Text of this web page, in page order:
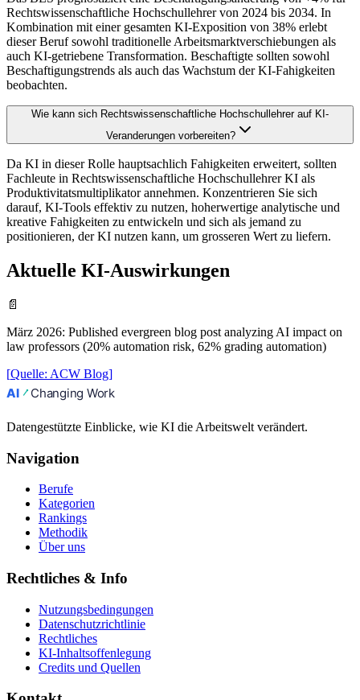
Rechtswissenschaftliche Hochschullehrer von 2024 bis 2034. In
Kombination mit einer gesamten KI-Exposition von 38% erlebt
dieser Beruf sowohl traditionelle Arbeitsmarktverschiebungen als
auch KI-getriebene Transformation. Beschaftigte sollten sowohl
Beschaftigungstrends als auch das Wachstum der KI-Fahigkeiten
beobachten.
Wie kann sich Rechtswissenschaftliche Hochschullehrer auf KI-
Veranderungen vorbereiten?
Da KI in dieser Rolle hauptsachlich Fahigkeiten erweitert, sollten
Fachleute in Rechtswissenschaftliche Hochschullehrer KI als
Produktivitatsmultiplikator annehmen. Konzentrieren Sie sich
darauf, KI-Tools effektiv zu nutzen, hoherwertige analytische und
kreative Fahigkeiten zu entwickeln und sich als jemand zu
positionieren, der KI nutzen kann, um grosseren Wert zu liefern.
Aktuelle KI-Auswirkungen
📄
März 2026: Published evergreen blog post analyzing AI impact on
law professors (20% automation risk, 62% grading automation)
[Quelle: ACW Blog]
Datengestützte Einblicke, wie KI die Arbeitswelt verändert.
Navigation
Berufe
Kategorien
Rankings
Methodik
Über uns
Rechtliches & Info
Nutzungsbedingungen
Datenschutzrichtlinie
Rechtliches
KI-Inhaltsoffenlegung
Credits und Quellen